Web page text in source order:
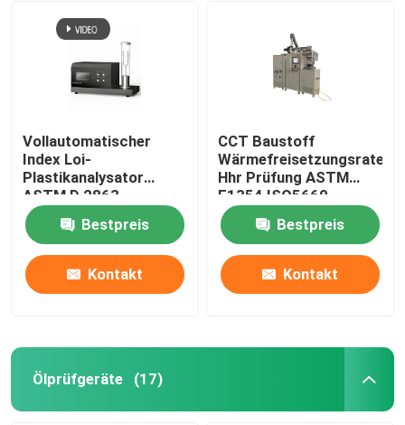
Vollautomatischer
Index Loi-
Plastikanalysator
ASTM D 2863
begrenzter
Sauerstoff-ISO4589-2
Bestpreis
Kontakt
CCT Baustoff
Wärmefreisetzungsrate
Hhr Prüfung ASTM
E1354 ISO5660
Kegelkalorimeter
Bestpreis
Kontakt
Ölprüfgeräte (17)